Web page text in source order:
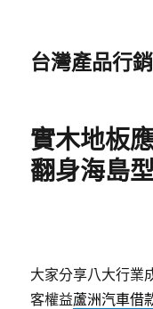
台灣產品行
實木地板
翻身海島
大家分享八大行業
客權益蘆洲汽車借